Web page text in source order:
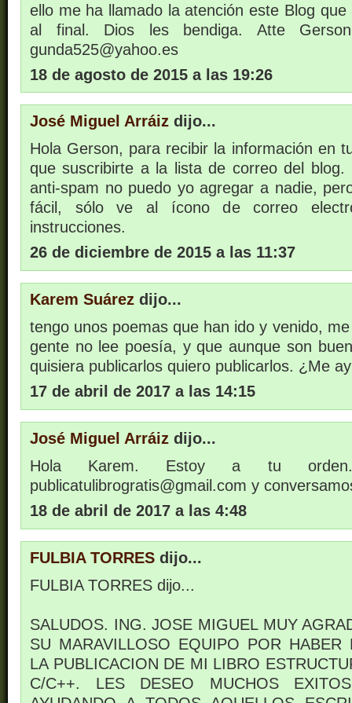
ello me ha llamado la atención este Blog
al final. Dios les bendiga. Atte
gunda525@yahoo.es
18 de agosto de 2015 a las 19:26
José Miguel Arráiz dijo...
Hola Gerson, para recibir la información en
que suscribirte a la lista de correo del blog.
anti-spam no puedo yo agregar a nadie,
fácil, sólo ve al ícono de correo
instrucciones.
26 de diciembre de 2015 a las 11:37
Karem Suárez dijo...
tengo unos poemas que han ido y venido,
gente no lee poesía, y que aunque son
quisiera publicarlos quiero publicarlos. ¿Me
17 de abril de 2017 a las 14:15
José Miguel Arráiz dijo...
Hola Karem. Estoy a tu
publicatulibrogratis@gmail.com y
18 de abril de 2017 a las 4:48
FULBIA TORRES dijo...
FULBIA TORRES dijo...
SALUDOS. ING. JOSE MIGUEL MUY
SU MARAVILLOSO EQUIPO POR HABER
LA PUBLICACION DE MI LIBRO
C/C++. LES DESEO MUCHOS